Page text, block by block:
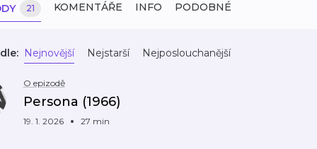
21 KOMENTÁŘE INFO PODOBNÉ
Nejnovější Nejstarší Nejposlouchanější
O epizodě
Persona (1966)
19. 1. 2026 27 min